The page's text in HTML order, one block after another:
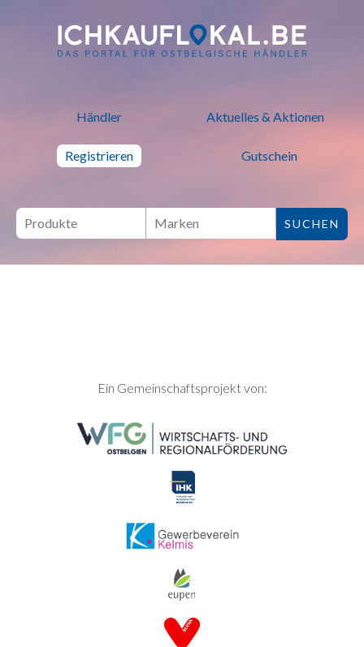
ich kauf lokal - Bei lokalen
Händler Aktuelles & Aktionen
Registrieren Gutschein
SEITENFUSSEin Gemeinschaftsprojekt von: